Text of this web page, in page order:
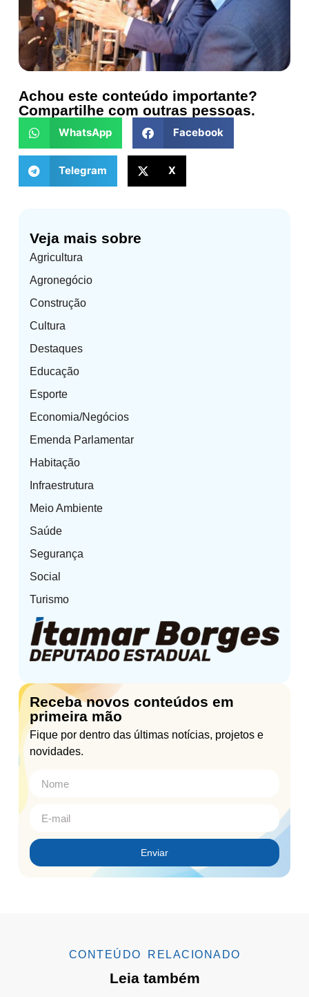
Veja mais sobre
Agricultura
Agronegócio
Construção
Cultura
Destaques
Educação
Esporte
Economia/Negócios
Emenda Parlamentar
Habitação
Infraestrutura
Meio Ambiente
Saúde
Segurança
Social
Turismo
Receba novos conteúdos em
primeira mão
Fique por dentro das últimas notícias, projetos e
novidades.
Enviar
Achou este conteúdo importante?
Compartilhe com outras pessoas.
WhatsApp Facebook
Telegram X
CONTEÚDO RELACIONADO
Leia também